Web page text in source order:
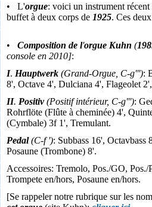
• L'orgue: voici un instrument
buffet à deux corps de 1925. Ces
• Composition de l'orgue Kuhn (
console en 2010]:
I. Hauptwerk (Grand-Orgue, C-g'''):
8', Octave 4', Dulciana 4', Flageolet
II. Positiv (Positif intérieur, C-g'''):
Rohrflöte (Flûte à cheminée) 4',
(Cymbale) 3f 1', Tremulant.
Pedal (C-f '): Subbass 16',
Posaune (Trombone) 8'.
Accessoires: Tremolo, Pos./GO,
Trompete en/hors, Posaune en/hors.
[Se rappeler notre rubrique sur les